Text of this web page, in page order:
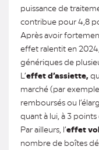
puissance de
contribue pour 4,8
Après avoir
effet ralentit en
génériques de
L’effet d’assiette,
marché (par
remboursés ou
quant à lui, à 3 points
Par ailleurs, l’effet
nombre de boîtes